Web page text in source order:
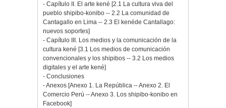
- Capítulo II. El arte kené [2.1 La cultura viva del
pueblo shipibo-konibo -- 2.2 La comunidad de
Cantagallo en Lima -- 2.3 El kenéde Cantallago:
nuevos soportes]
- Capítulo III. Los medios y la comunicación de la
cultura kené [3.1 Los medios de comunicación
convencionales y los shipibos -- 3.2 Los medios
digitales y el arte kené]
- Conclusiones
- Anexos [Anexo 1. La República -- Anexo 2. El
Comercio Perú -- Anexo 3. Los shipibo-konibo en
Facebook]